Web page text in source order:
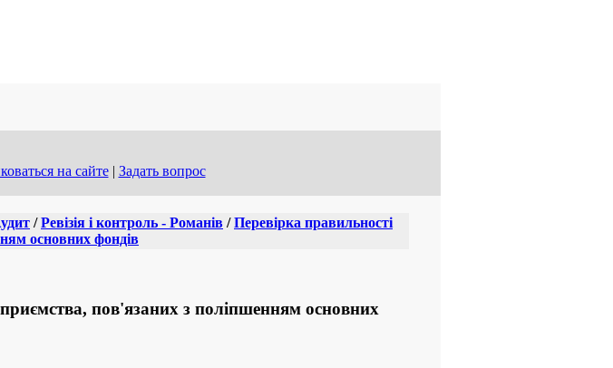
на сайте| Задать вопрос
/Ревізія і контроль - Романів /Перевірка правильності
основних фондів
пов'язаних з поліпшенням основних